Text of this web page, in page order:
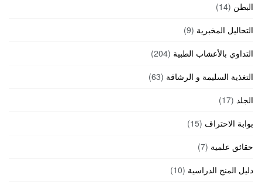
البطن (14)
التحاليل المخبرية (9)
التداوي بالأعشاب الطبية (204)
التغذية السليمة و الرشاقة (63)
الجلد (17)
بوابة الاحتراف (15)
حقائق علمية (7)
دليل المنح الدراسية (10)